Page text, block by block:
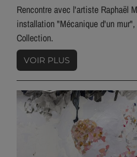
Rencontre avec l'artiste Raphaël
installation "Mécanique d'un
Collection.
VOIR PLUS